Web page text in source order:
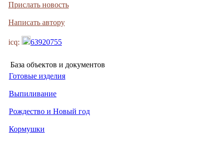
Прислать новость
Написать автору
icq: 63920755
База объектов и документов
Готовые изделия
Выпиливание
Рождество и Новый год
Кормушки